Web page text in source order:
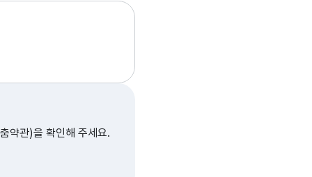
약관)을 확인해 주세요.